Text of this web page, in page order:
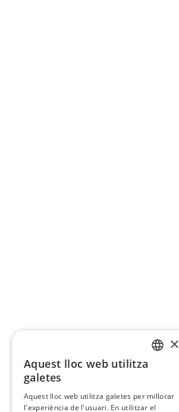
×
Aquest lloc web utilitza
galetes
Aquest lloc web utilitza galetes per millorar
l'experiència de l'usuari. En utilitzar el